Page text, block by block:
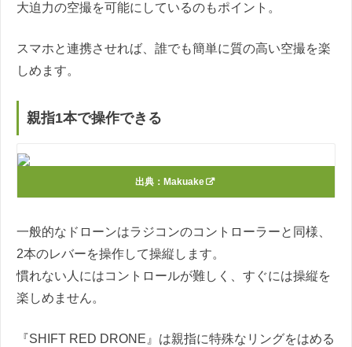
大迫力の空撮を可能にしているのもポイント。
スマホと連携させれば、誰でも簡単に質の高い空撮を楽
しめます。
親指1本で操作できる
出典： Makuake
一般的なドローンはラジコンのコントローラーと同様、
2本のレバーを操作して操縦します。
慣れない人にはコントロールが難しく、すぐには操縦を
楽しめません。
『SHIFT RED DRONE』は親指に特殊なリングをはめる